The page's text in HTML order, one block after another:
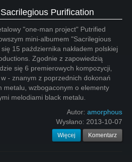
Purification
"one-man project" Putrified
mini-albumem "Sacrilegious
15 października nakładem polskiej
Zgodnie z zapowiedzią
się 6 premierowych kompozycji,
- znanym z poprzednich dokonań
metalu, wzbogaconym o elementy
melodiami black metalu.
Autor: amorphous
Wysłano: 2013-10-07
Więcej Komentarz